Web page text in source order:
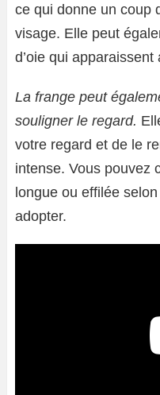
ce qui donne un coup
visage. Elle peut
d’oie qui
La frange peut
souligner le regard.
votre regard et de le
intense. Vous pouvez
longue ou effilée
adopter.